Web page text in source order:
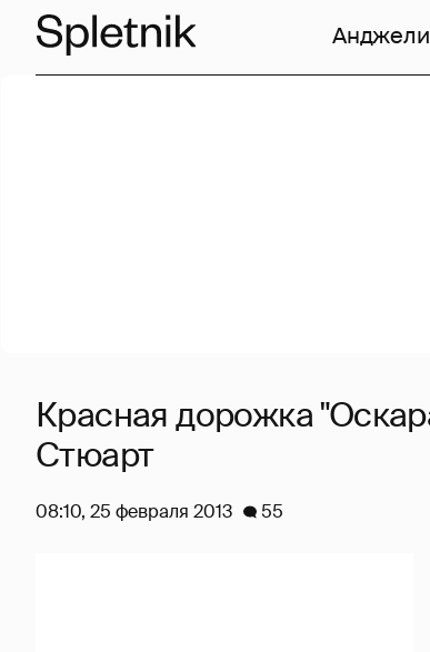
Красная дорожка
Стюарт
08:10, 25 февраля 2013 55